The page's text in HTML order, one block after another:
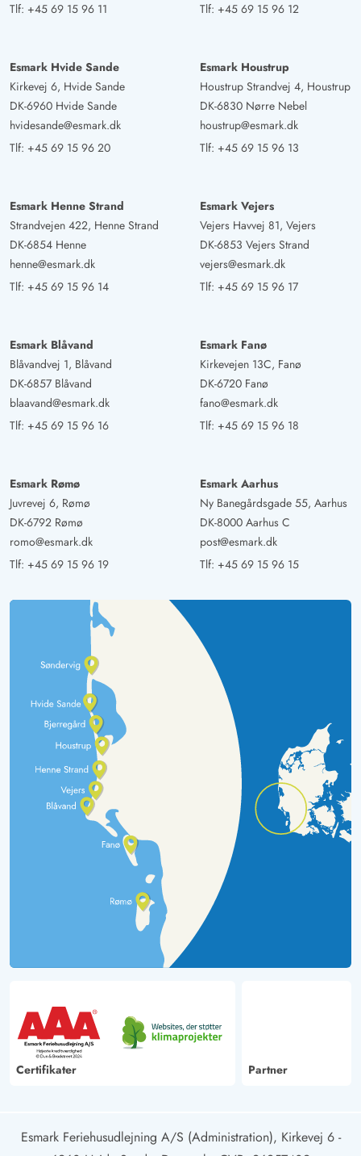
Tlf: +45 69 15 96 11
Tlf: +45 69 15 96 12
Esmark Hvide Sande
Kirkevej 6, Hvide Sande
DK-6960 Hvide Sande
hvidesande@esmark.dk
Tlf: +45 69 15 96 20
Esmark Houstrup
Houstrup Strandvej 4, Houstrup
DK-6830 Nørre Nebel
houstrup@esmark.dk
Tlf: +45 69 15 96 13
Esmark Henne Strand
Strandvejen 422, Henne Strand
DK-6854 Henne
henne@esmark.dk
Tlf: +45 69 15 96 14
Esmark Vejers
Vejers Havvej 81, Vejers
DK-6853 Vejers Strand
vejers@esmark.dk
Tlf: +45 69 15 96 17
Esmark Blåvand
Blåvandvej 1, Blåvand
DK-6857 Blåvand
blaavand@esmark.dk
Tlf: +45 69 15 96 16
Esmark Fanø
Kirkevejen 13C, Fanø
DK-6720 Fanø
fano@esmark.dk
Tlf: +45 69 15 96 18
Esmark Rømø
Juvrevej 6, Rømø
DK-6792 Rømø
romo@esmark.dk
Tlf: +45 69 15 96 19
Esmark Aarhus
Ny Banegårdsgade 55, Aarhus
DK-8000 Aarhus C
post@esmark.dk
Tlf: +45 69 15 96 15
Certifikater Partner
Esmark Feriehusudlejning A/S (Administration), Kirkevej 6 -